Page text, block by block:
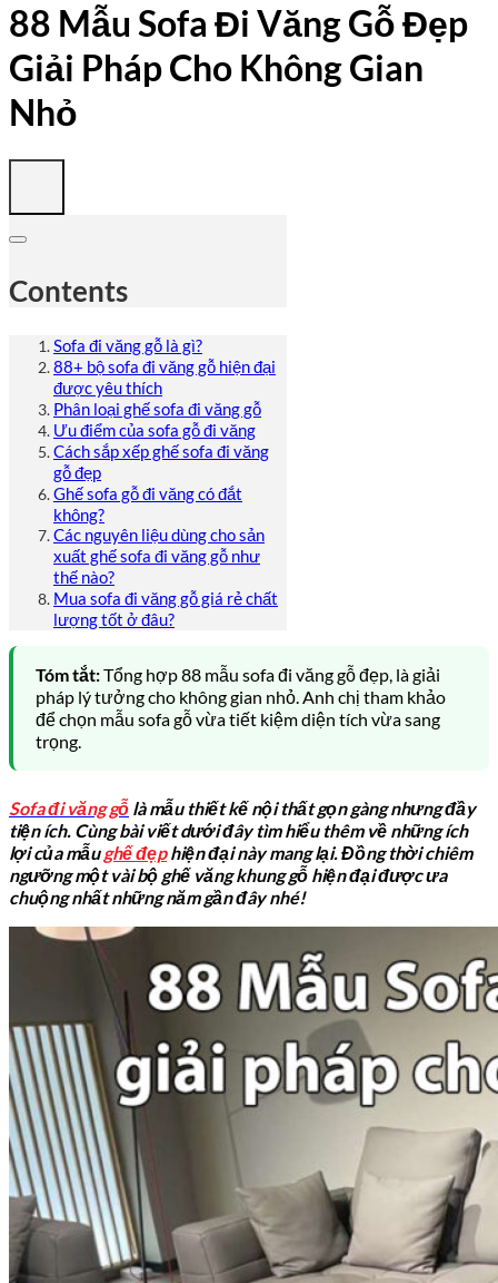
88 Mẫu Sofa Đi Văng Gỗ Đẹp
Giải Pháp Cho Không Gian
Nhỏ
Contents
Sofa đi văng gỗ là gì?
88+ bộ sofa đi văng gỗ hiện đại
được yêu thích
Phân loại ghế sofa đi văng gỗ
Ưu điểm của sofa gỗ đi văng
Cách sắp xếp ghế sofa đi văng
gỗ đẹp
Ghế sofa gỗ đi văng có đắt
không?
Các nguyên liệu dùng cho sản
xuất ghế sofa đi văng gỗ như
thế nào?
Mua sofa đi văng gỗ giá rẻ chất
lượng tốt ở đâu?
Tóm tắt:Tổng hợp 88 mẫu sofa đi văng gỗ đẹp, là giải
pháp lý tưởng cho không gian nhỏ. Anh chị tham khảo
để chọn mẫu sofa gỗ vừa tiết kiệm diện tích vừa sang
trọng.
Sofa đi văng gỗ là mẫu thiết kế nội thất gọn gàng nhưng đầy
tiện ích. Cùng bài viết dưới đây tìm hiểu thêm về những ích
lợi của mẫughế đẹphiện đại này mang lại.Đồng thời chiêm
ngưỡng một vài bộ ghế văng khung gỗ hiện đại được ưa
chuộng nhất những năm gần đây nhé!